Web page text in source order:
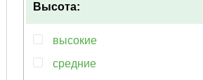
Высота:
высокие
средние